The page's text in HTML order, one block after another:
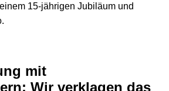
15-jährigen Jubiläum und
mit
Wir verklagen das